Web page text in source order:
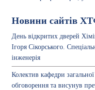
Новини сайтів
День відкритих дверей
Ігоря Сікорського.
інженерія
Колектив кафедри загальної
обговорення та висунув